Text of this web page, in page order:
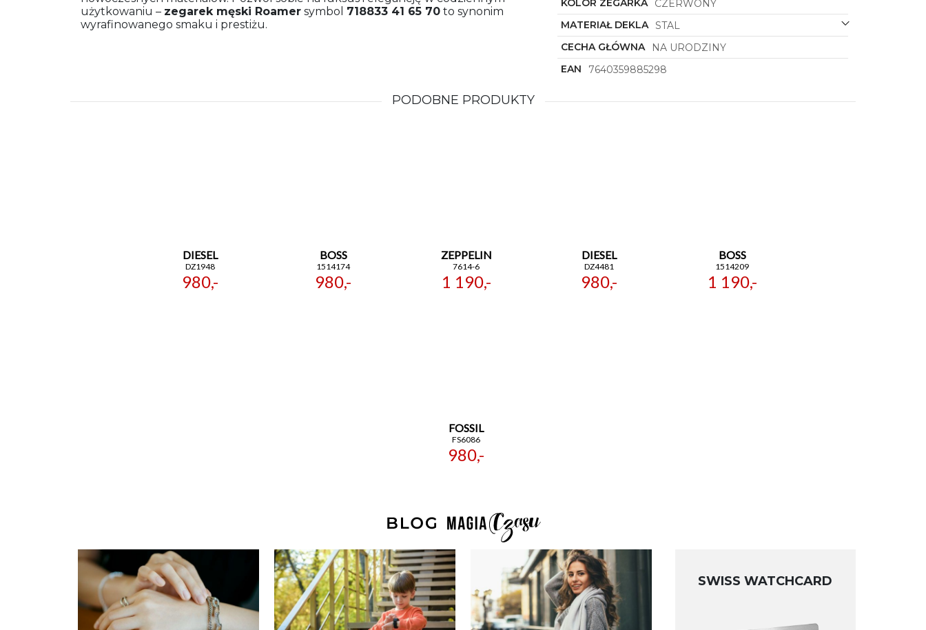
użytkowaniu – zegarek męski Roamer symbol 718833 41 65 70 to synonim
wyrafinowanego smaku i prestiżu.
KOLOR ZEGARKA
CZERWONY
MATERIAŁ DEKLA STAL
CECHA GŁÓWNA
NA URODZINY
EAN
7640359885298
PODOBNE PRODUKTY
DIESEL
DZ1948
980,-
BOSS
1514174
980,-
ZEPPELIN
7614-6
1 190,-
DIESEL
DZ4481
980,-
BOSS
1514209
1 190,-
FOSSIL
FS6086
980,-
SWISS WATCHCARD